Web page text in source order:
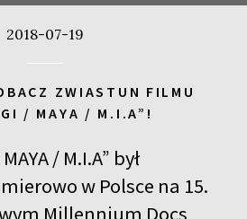
2018-07-19
ZWIASTUN FILMU
/ MAYA / M.I.A”!
/ M.I.A” był
w Polsce na 15.
Millennium Docs